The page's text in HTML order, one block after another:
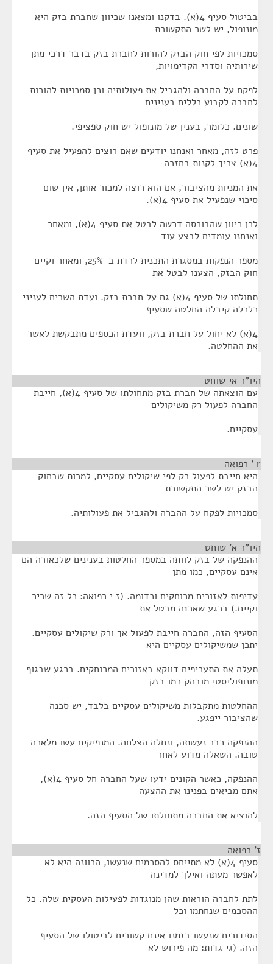
בביטול סעיף 4(א). בדקנו ומצאנו שכיוון שחברת בזק היא
מונופול, יש לשר התקשורת
סמכויות לפי חוק הבזק להורות לחברת בזק בדבר דרכי מתן
שירותיה וסדרי הקדימויות,
לפקח על החברה ולהגביל את פעולותיה וכן סמכויות להורות
לחברה לקבוע כללים בענינים
שונים. כלומר, בענין של מונופול יש חוק ספציפי.
פרט לזה, מאחר ואנחנו יודעים שאם רוצים להפעיל את סעיף
4(א) צריך לקנות בחזרה
את המניות מהציבור, אם הוא רוצה למכור אותן, אין שום
סיכוי שנפעיל את סעיף 4(א).
לכן כיוון שהבורסה דרשה לבטל את סעיף 4(א), ומאחר
ואנחנו עומדים לבצע עוד
מספר הנפקות במסגרת התכנית לרדת ב-25%, ומאחר וקיים
חוק הבזק, הצענו לבטל את
תחולתו של סעיף 4(א) גם על חברת בזק. ועדת השרים לעניני
כלכלה קיבלה החלטה שסעיף
4(א) לא יחול על חברת בזק, וועדת הכספים מתבקשת לאשר
את ההחלטה.
היו"ר אי שוחט
עם הוצאתה של חברת בזק מתחולתו של סעיף 4(א), חייבת
החברה לפעול רק משיקולים
עסקיים.
r ' רפואה
היא חייבת לפעול רק לפי שיקולים עסקיים, למרות שבחוק
הבזק יש לשר התקשורת
סמכויות לפקח על ההברה ולהגביל את פעולותיה.
היו"ר א' שוחט
ההנפקה של בזק לוותה במספר החלטות בענינים שלכאורה הם
אינם עסקיים, כמו מתן
עדיפות לאזורים מרוחקים וכדומה. (ז י רפואה: כל זה שריר
וקיים.) ברגע שאר1ה מבטל את
הסעיף הזה, החברה חייבת לפעול אך ורק שיקולים עסקיים.
יתכן שמשיקולים עסקיים היא
תעלה את התעריפים דווקא באזורים המרוחקים. ברגע שבגוף
מונופוליסטי מובהק כמו בזק
ההחלטות מתקבלות משיקולים עסקיים בלבד, יש סכנה
שהציבור ייפגע.
ההנפקה כבר נעשתה, ונחלה הצלחה. המנפיקים עשו מלאכה
טובה. השאלה מדוע לאחר
ההנפקה, כאשר הקונים ידעו שעל החברה חל סעיף 4(א),
אתם מביאים בפנינו את ההצעה
להוציא את החברה מתחולתו של הסעיף הזה.
ז' רפואה
סעיף 4(א) לא מתייחס להסכמים שנעשו, הכוונה היא לא
לאפשר מעתה ואילך למדינה
לתת לחברה הוראות שהן מנוגדות לפעילות העסקית שלה. כל
ההסכמים שנחתמו וכל
הסידורים שנעשו בזמנו אינם קשורים לביטולו של הסעיף
הזה. (גי גדות: מה פירוש לא